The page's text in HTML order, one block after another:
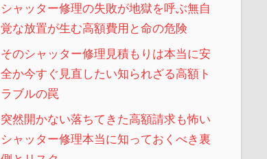
シャッター修理の失敗が地獄を呼ぶ無自
覚な放置が生む高額費用と命の危険
そのシャッター修理見積もりは本当に安
全か今すぐ見直したい知られざる高額ト
ラブルの罠
突然開かない落ちてきた高額請求も怖い
シャッター修理本当に知っておくべき裏